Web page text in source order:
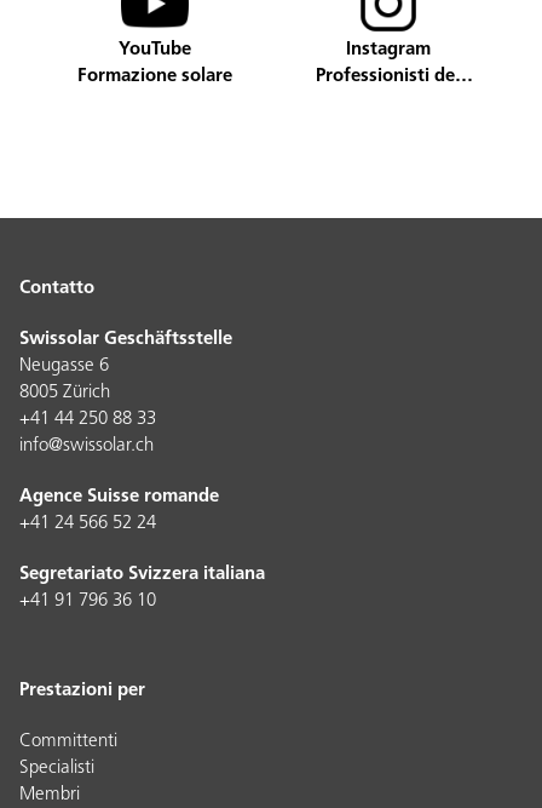
YouTube
Formazione solare
Instagram
Professionisti del
Contatto
Swissolar Geschäftsstelle
Neugasse 6
8005 Zürich
+41 44 250 88 33
info@swissolar.ch
Agence Suisse romande
+41 24 566 52 24
Segretariato Svizzera italiana
+41 91 796 36 10
Prestazioni per
Committenti
Specialisti
Membri